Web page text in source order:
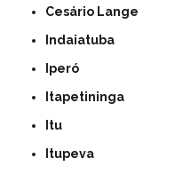
Cesário Lange
Indaiatuba
Iperó
Itapetininga
Itu
Itupeva